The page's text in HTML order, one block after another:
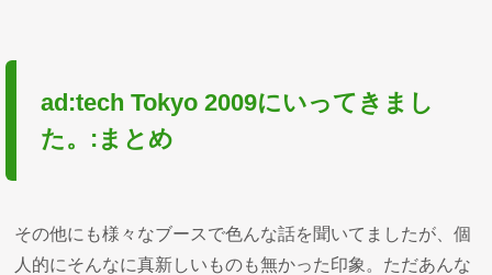
ad:tech Tokyo 2009にいってきまし
た。:まとめ
その他にも様々なブースで色んな話を聞いてましたが、個
人的にそんなに真新しいものも無かった印象。ただあんな